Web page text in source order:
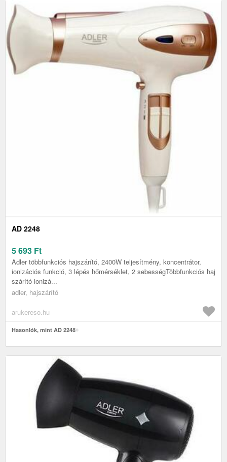
AD 2248
5 693 Ft
Adler többfunkciós hajszárító, 2400W teljesítmény, koncentrátor,
ionizációs funkció, 3 lépés hőmérséklet, 2 sebességTöbbfunkciós haj
szárító ionizá...
adler, hajszárító
arukereso.hu
Hasonlók, mint AD 2248